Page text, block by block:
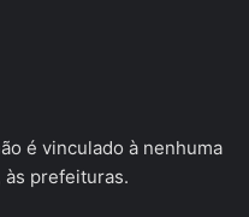
é vinculado à nenhuma
às prefeituras.